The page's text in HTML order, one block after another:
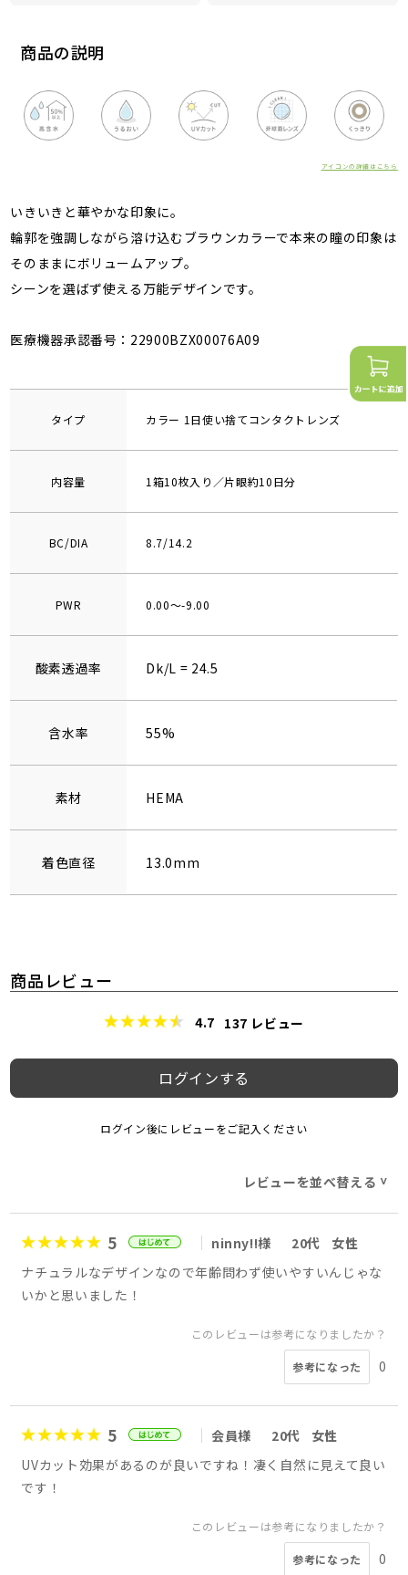
商品の説明
アイコンの詳細はこちら
いきいきと華やかな印象に。
輪郭を強調しながら溶け込むブラウンカラーで本来の瞳の印象は
そのままにボリュームアップ。
シーンを選ばず使える万能デザインです。
医療機器承認番号：22900BZX00076A09
タイプ カラー 1日使い捨てコンタクトレンズ
内容量 1箱10枚入り／片眼約10日分
BC/DIA 8.7/14.2
PWR 0.00～-9.00
酸素透過率 Dk/L = 24.5
含水率 55%
素材 HEMA
着色直径 13.0mm
商品レビュー
4.7 137 レビュー
ログインする
ログイン後にレビューをご記入ください
レビューを並べ替える>
5 ninny!!様 20代
女性
ナチュラルなデザインなので年齢問わず使いやすいんじゃな
いかと思いました！
このレビューは参考になりましたか？
参考になった 0
5 会員様 20代
女性
UVカット効果があるのが良いですね！凄く自然に見えて良い
です！
このレビューは参考になりましたか？
参考になった 0